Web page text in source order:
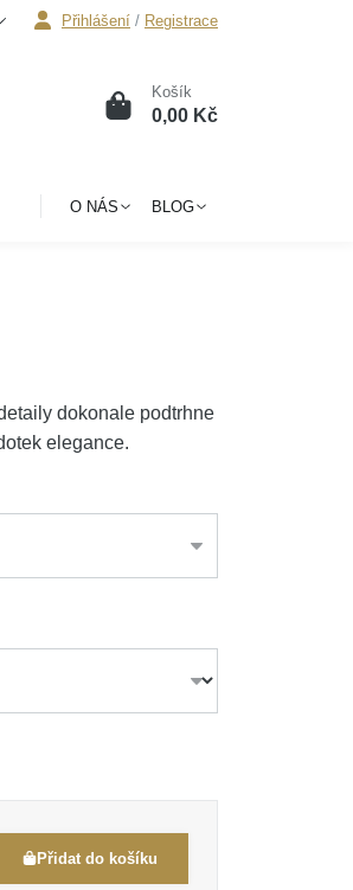
Přihlášení / Registrace
0 Košík
0,00 Kč
O NÁS BLOG
dokonale podtrhne
elegance.
Přidat do košíku